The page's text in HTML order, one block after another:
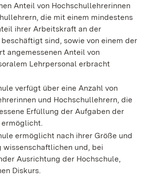
Anteil von Hochschullehrerinnen
die mit einem mindestens
ihrer Arbeitskraft an der
sind, sowie von einem der
angemessenen Anteil von
Lehrpersonal erbracht
verfügt über eine Anzahl von
und Hochschullehrern, die
Erfüllung der Aufgaben der
ermöglicht.
ermöglicht nach ihrer Größe und
wissenschaftlichen und, bei
Ausrichtung der Hochschule,
Diskurs.